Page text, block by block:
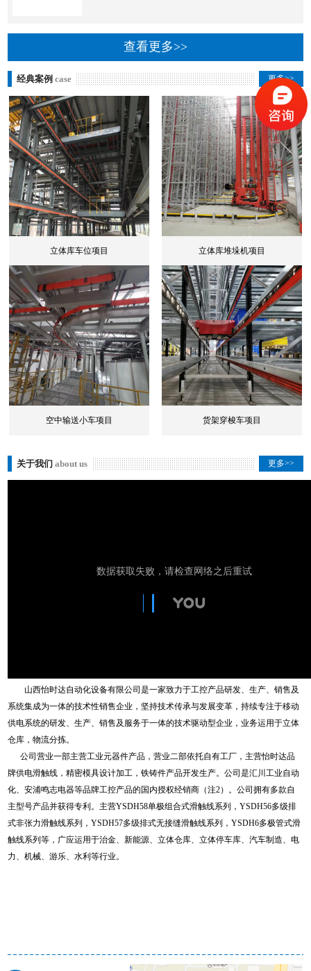
查看更多>>
经典案例 case 更多>>
立体库车位项目 立体库堆垛机项目
空中输送小车项目 货架穿梭车项目
关于我们 about us 更多>>
山西怡时达自动化设备有限公司是一家致力于工控产品研发、生产、销售及
系统集成为一体的技术性销售企业，坚持技术传承与发展变革，持续专注于移动
供电系统的研发、生产、销售及服务于一体的技术驱动型企业，业务运用于立体
仓库，物流分拣。
公司营业一部主营工业元器件产品，营业二部依托自有工厂，主营怡时达品
牌供电滑触线，精密模具设计加工，铁铸件产品开发生产。公司是汇川工业自动
化、安浦鸣志电器等品牌工控产品的国内授权经销商（注2）。公司拥有多款自
主型号产品并获得专利。主营YSDH58单极组合式滑触线系列，YSDH56多级排
式非张力滑触线系列，YSDH57多级排式无接缝滑触线系列，YSDH6多极管式滑
触线系列等，广应运用于治金、新能源、立体仓库、立体停车库、汽车制造、电
力、机械、游乐、水利等行业。